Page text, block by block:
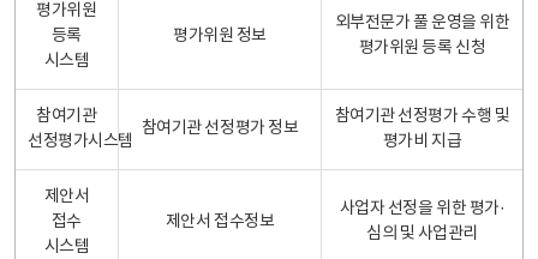
평가위원
등록
시스템
평가위원 정보
외부전문가 풀 운영을 위한
평가위원 등록 신청
참여기관
선정평가시스템
참여기관 선정평가 정보
참여기관 선정평가 수행 및
평가비 지급
제안서
접수
시스템
제안서 접수정보
사업자 선정을 위한 평가·
심의 및 사업관리